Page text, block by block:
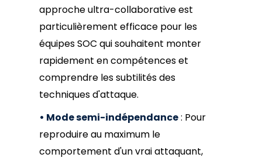
approche ultra-collaborative est
particulièrement efficace pour les
équipes SOC qui souhaitent monter
rapidement en compétences et
comprendre les subtilités des
techniques d'attaque.
• Mode semi-indépendance: Pour
reproduire au maximum le
comportement d'un vrai attaquant,